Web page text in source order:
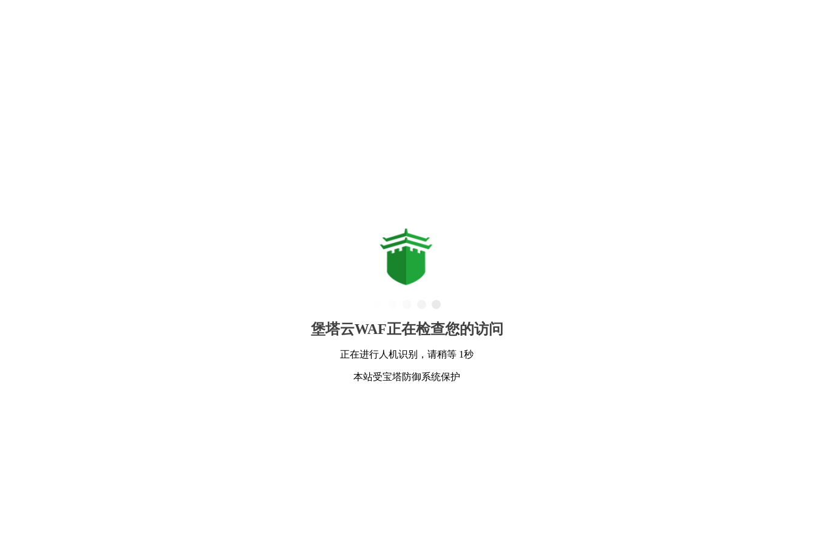
堡塔云WAF正在检查您的访问
正在进行人机识别，请稍等 1秒
本站受宝塔防御系统保护